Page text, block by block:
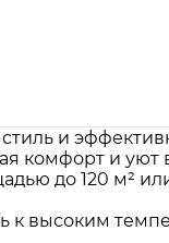
и
комфорт и уют
до 120 м²
к высоким